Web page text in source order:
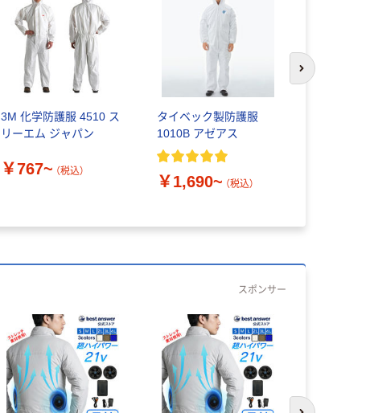
3M 化学防護服 4510 ス
リーエム ジャパン
￥767~ （税込）
タイベック製防護服
1010B アゼアス
￥1,690~ （税込）
次のスライド
スポンサー